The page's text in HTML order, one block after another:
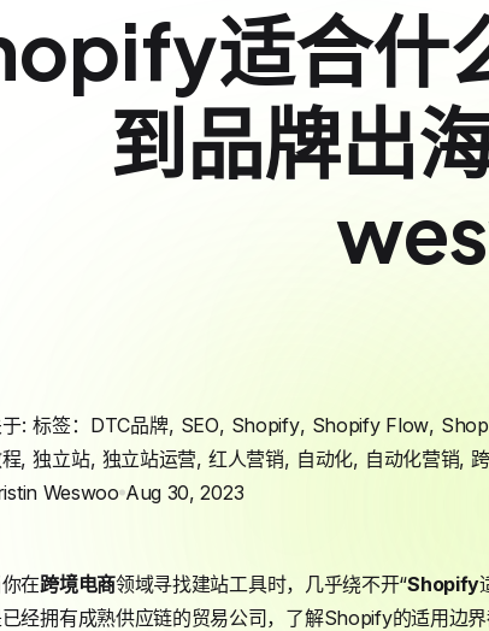
适合什
到品牌出
: 标签： DTC品牌, SEO, Shopify, Shopify Flow,
,独立站, 独立站运营,红人营销, 自动化, 自动化营销,
Weswoo Aug 30, 2023
在跨境电商领域寻找建站工具时，几乎绕不开“Shopify
经拥有成熟供应链的贸易公司，了解Shopify的适用边